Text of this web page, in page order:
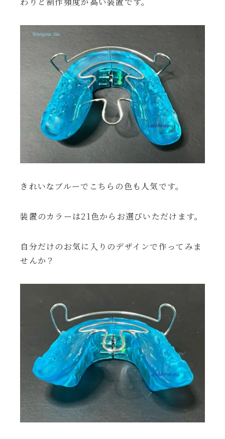
きれいなブルーでこちらの色も人気です。
装置のカラーは21色からお選びいただけます。
自分だけのお気に入りのデザインで作ってみま
せんか？